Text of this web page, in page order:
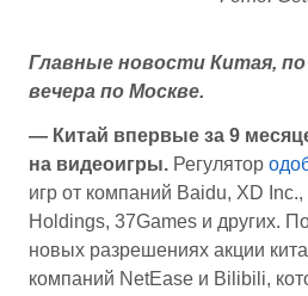
Главные новости Китая,
вечера по Москве.
— Китай впервые за 9
на видеоигры. Регулятор
игр от компаний Baidu, XD
Holdings, 37Games и других.
новых разрешениях акции
компаний NetEase и Bilibili,